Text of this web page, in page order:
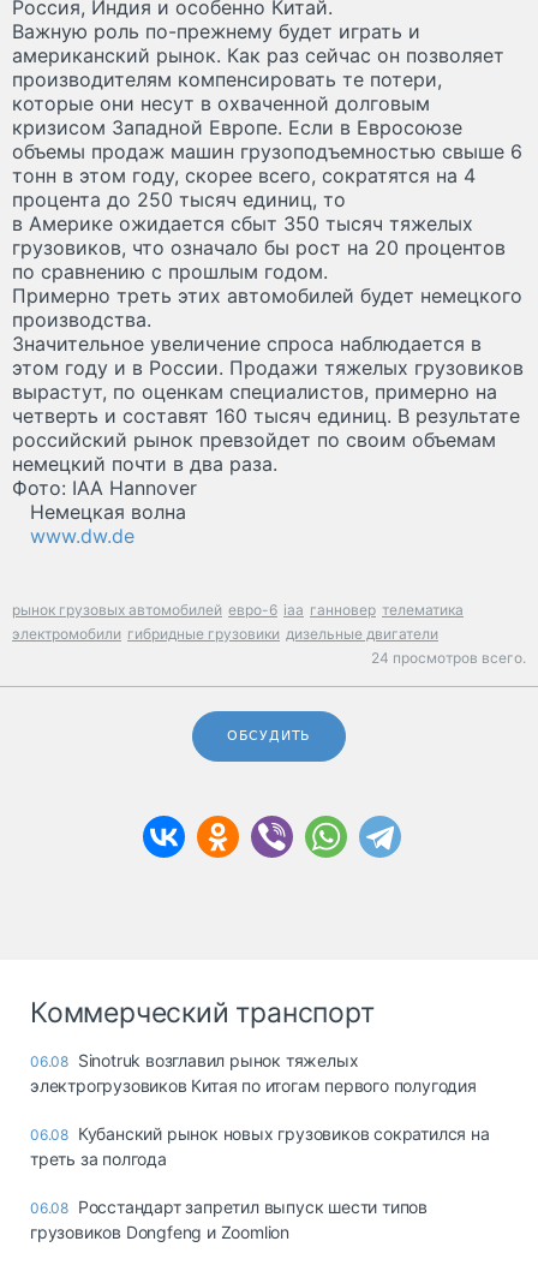
Россия, Индия и особенно Китай.
Важную роль по-прежнему будет играть и
американский рынок. Как раз сейчас он позволяет
производителям компенсировать те потери,
которые они несут в охваченной долговым
кризисом Западной Европе. Если в Евросоюзе
объемы продаж машин грузоподъемностью свыше 6
тонн в этом году, скорее всего, сократятся на 4
процента до 250 тысяч единиц, то
в Америке ожидается сбыт 350 тысяч тяжелых
грузовиков, что означало бы рост на 20 процентов
по сравнению с прошлым годом.
Примерно треть этих автомобилей будет немецкого
производства.
Значительное увеличение спроса наблюдается в
этом году и в России. Продажи тяжелых грузовиков
вырастут, по оценкам специалистов, примерно на
четверть и составят 160 тысяч единиц. В результате
российский рынок превзойдет по своим объемам
немецкий почти в два раза.
Фото: IAA Hannover
Немецкая волна
www.dw.de
рынок грузовых автомобилей евро-6 iaa ганновер телематика
электромобили гибридные грузовики дизельные двигатели
24 просмотров всего.
ОБСУДИТЬ
Коммерческий транспорт
06.08 Sinotruk возглавил рынок тяжелых
электрогрузовиков Китая по итогам первого полугодия
06.08 Кубанский рынок новых грузовиков сократился на
треть за полгода
06.08 Росстандарт запретил выпуск шести типов
грузовиков Dongfeng и Zoomlion